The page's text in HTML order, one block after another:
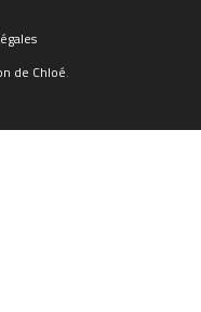
de Chloé.